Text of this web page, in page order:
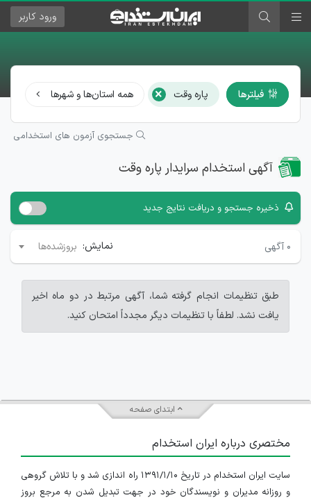
ورود کاربر
فیلترها پاره وقت × همه استان‌ها و شهرها
جستجوی آزمون های استخدامی
آگهی استخدام سرایدار پاره وقت
ذخیره جستجو و دریافت نتایج جدید
۰ آگهی نمایش: بروزشده‌ها
طبق تنظیمات انجام گرفته شما، آگهی مرتبط در دو ماه اخیر
یافت نشد. لطفاً با تنظیمات دیگر مجدداً امتحان کنید.
ابتدای صفحه
مختصری درباره ایران استخدام
سایت ایران استخدام در تاریخ ۱۳۹۱/۱/۱۰ راه اندازی شد و با تلاش گروهی
و روزانه مدیران و نویسندگان خود در جهت تبدیل شدن به مرجع بروز